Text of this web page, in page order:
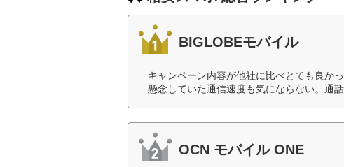
BIGLOBEモバイル
キャンペーン内容が他社に比べとても良か
懸念していた通信速度も気にならない。通
OCN モバイル ONE